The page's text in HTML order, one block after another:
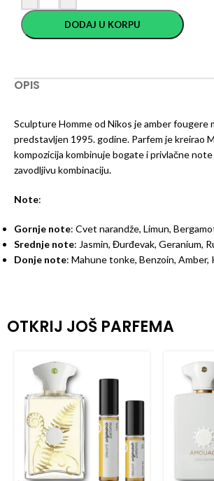
DODAJ U KORPU
OPIS
Sculpture Homme od Nikos je amber fougere
predstavljen 1995. godine. Parfem je kreirao
kompozicija kombinuje bogate i privlačne
zavodljivu kombinaciju.
Note:
Gornje note: Cvet narandže, Limun,
Srednje note: Jasmin, Đurđevak, Geranium,
Donje note: Mahune tonke, Benzoin, Amber,
OTKRIJ JOŠ PARFEMA